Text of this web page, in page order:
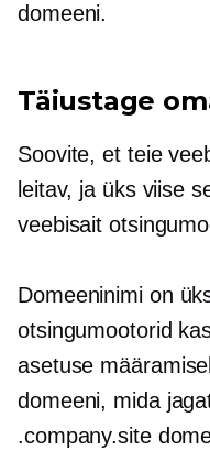
domeeni.
Täiustage
Soovite, et teie
leitav, ja üks viise
veebisait
Domeeninimi on
otsingumootorid
asetuse
domeeni, mida
.company.site